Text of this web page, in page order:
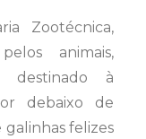
Zootécnica,
animais,
destinado à
debaixo de
felizes